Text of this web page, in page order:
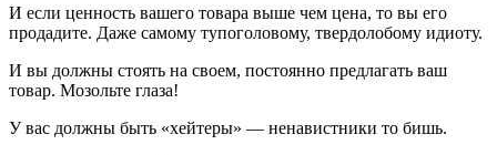
И если ценность вашего товара выше чем цена, то вы его
продадите. Даже самому тупоголовому, твердолобому идиоту.
И вы должны стоять на своем, постоянно предлагать ваш
товар. Мозольте глаза!
У вас должны быть «хейтеры» — ненавистники то бишь.